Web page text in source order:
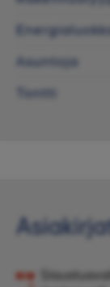
Asuntoja
Tontti